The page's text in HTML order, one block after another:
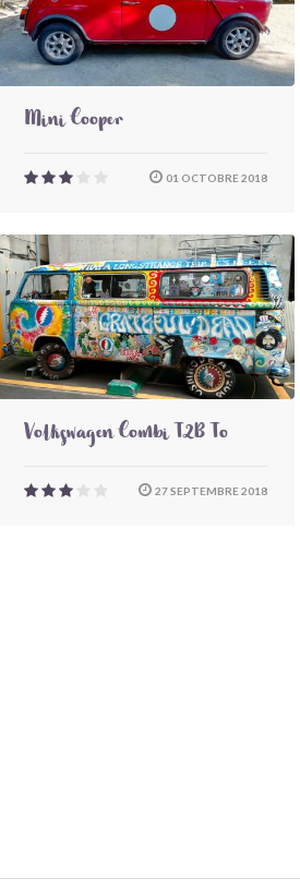
Mini Cooper
01 OCTOBRE 2018
Volkswagen Combi T2B To
27 SEPTEMBRE 2018